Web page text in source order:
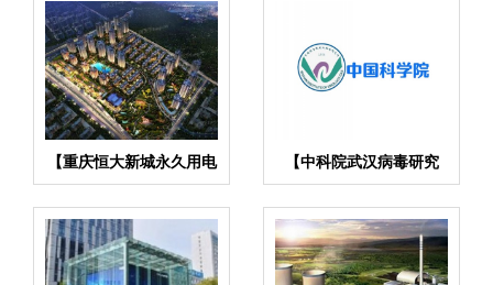
【重庆恒大新城永久用电
工程】变压器减震器
【中科院武汉病毒研究
所】EPDM橡胶避震喉合
同